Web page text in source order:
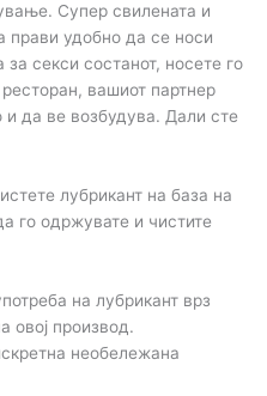
Супер свилената и
прави удобно да се носи
секси состанот, носете го
вашиот партнер
и да ве возбудува. Дали сте
лубрикант на база на
го одржувате и чистите
на лубрикант врз
овој производ.
необележана